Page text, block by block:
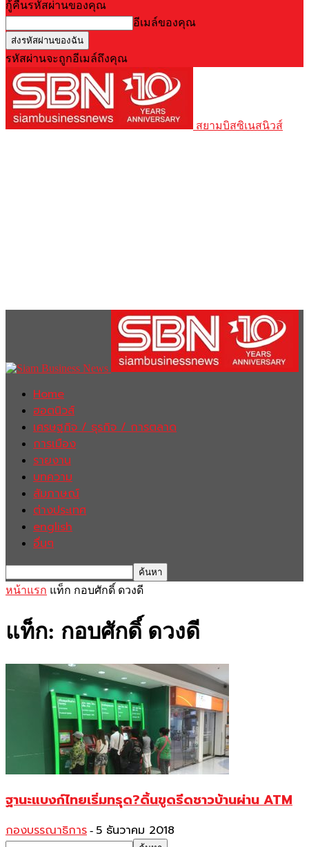
กู้คืนรหัสผ่านของคุณ
อีเมล์ของคุณ
รหัสผ่านจะถูกอีเมล์ถึงคุณ
สยามบิสซิเนสนิวส์
Home
ฮอตนิวส์
เศรษฐกิจ / ธุรกิจ / การตลาด
การเมือง
รายงาน
บทความ
สัมภาษณ์
ต่างประเทศ
english
อื่นๆ
หน้าแรก แท็ก กอบศักดิ์ ดวงดี
แท็ก: กอบศักดิ์ ดวงดี
ฐานะแบงก์ไทยเริ่มทรุด?ดิ้นขูดรีดชาวบ้านผ่าน ATM
กองบรรณาธิการ - 5 ธันวาคม 2018